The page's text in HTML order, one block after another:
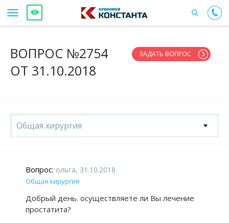
ВОПРОС №2754
ОТ 31.10.2018
ЗАДАТЬ ВОПРОС
Общая хирургия
Вопрос: ольга, 31.10.2018
Общая хирургия
Добрый день. осуществляете ли Вы лечение
простатита?